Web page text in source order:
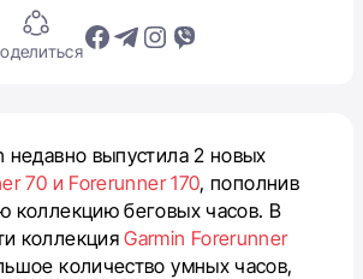
недавно выпустила 2 новых
70 и Forerunner 170, пополнив
коллекцию беговых часов. В
коллекцияGarmin Forerunner
количество умных часов,